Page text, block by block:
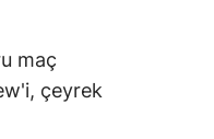
maç
çeyrek